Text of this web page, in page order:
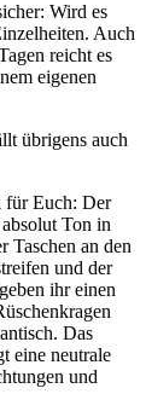
Wird es
Auch
reicht es
eigenen
übrigens auch
für Euch: Der
Ton in
Taschen an den
und der
ihr einen
Das
eine neutrale
und